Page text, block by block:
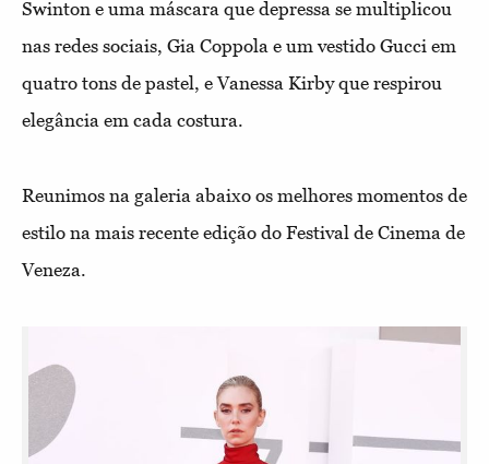
Swinton e uma máscara que depressa se multiplicou
nas redes sociais, Gia Coppola e um vestido Gucci em
quatro tons de pastel, e Vanessa Kirby que respirou
elegância em cada costura.
Reunimos na galeria abaixo os melhores momentos de
estilo na mais recente edição do Festival de Cinema de
Veneza.